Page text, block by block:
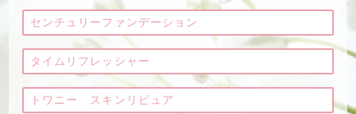
センチュリーファンデーション
タイムリフレッシャー
トワニー スキンリピュア